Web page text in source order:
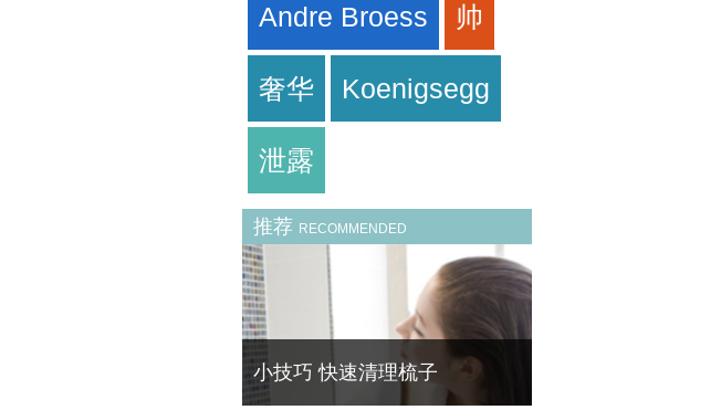
Andre Broess 帅
奢华 Koenigsegg
泄露
推荐 RECOMMENDED
小技巧 快速清理梳子